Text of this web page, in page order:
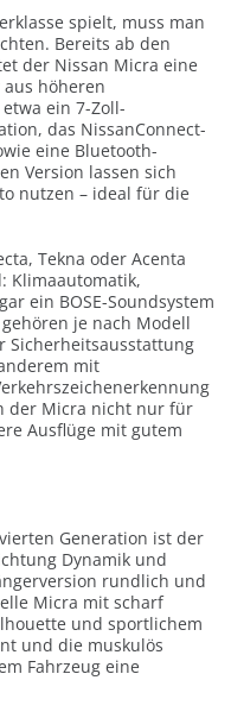
spielt, muss man
Bereits ab den
der Nissan Micra eine
höheren
ein 7-Zoll-
das NissanConnect-
eine Bluetooth-
Version lassen sich
nutzen – ideal für die
Tekna oder Acenta
Klimaautomatik,
ein BOSE-Soundsystem
je nach Modell
Sicherheitsausstattung
mit
der Micra nicht nur für
Ausflüge mit gutem
Generation ist der
Dynamik und
rundlich und
Micra mit scharf
und sportlichem
und die muskulös
Fahrzeug eine